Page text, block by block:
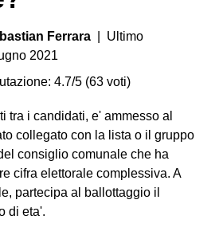
Ferrara | Ultimo
2021
4.7/5 (63 voti)
tra i candidati, e' ammesso al
collegato con la lista o il gruppo
consiglio comunale che ha
cifra elettorale complessiva. A
partecipa al ballottaggio il
di eta'.